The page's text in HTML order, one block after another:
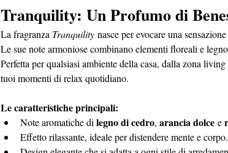
Tranquility: Un Profumo di
La fragranza Tranquility nasce per evocare una
Le sue note armoniose combinano elementi floreali e
Perfetta per qualsiasi ambiente della casa, dalla zona
tuoi momenti di relax quotidiano.
Le caratteristiche principali:
Note aromatiche di legno di cedro, arancia dolce e
Effetto rilassante, ideale per distendere mente e corpo.